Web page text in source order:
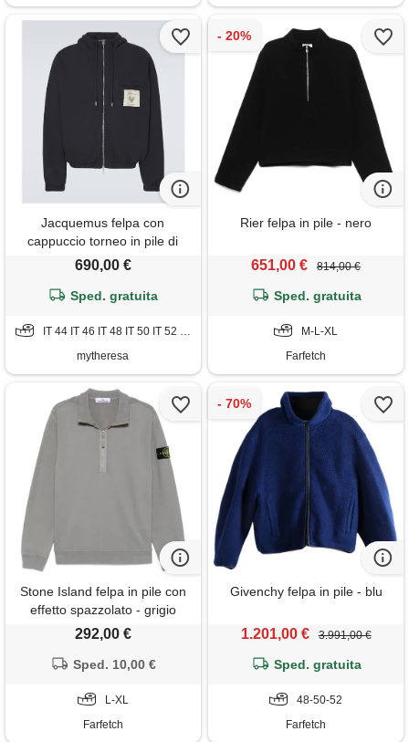
Jacquemus felpa con
cappuccio torneo in pile di
cotone
690,00 €
Sped. gratuita
IT 44 IT 46 IT 48 IT 50 IT 52 IT 54
mytheresa
Rier felpa in pile - nero
651,00 € 814,00 €
Sped. gratuita
M-L-XL
Farfetch
Stone Island felpa in pile con
effetto spazzolato - grigio
292,00 €
Sped. 10,00 €
L-XL
Farfetch
Givenchy felpa in pile - blu
1.201,00 € 3.991,00 €
Sped. gratuita
48-50-52
Farfetch